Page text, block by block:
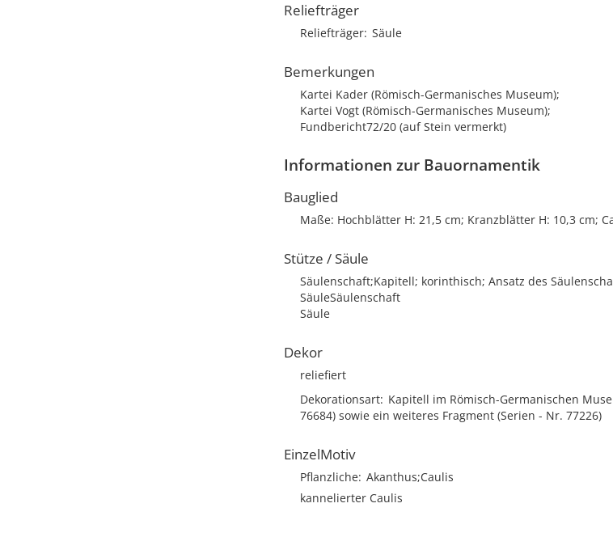
Reliefträger
Reliefträger Säule
Bemerkungen
Kartei Kader (Römisch-Germanisches Museum);
Kartei Vogt (Römisch-Germanisches Museum);
Fundbericht72/20 (auf Stein vermerkt)
Informationen zur Bauornamentik
Bauglied
Maße: Hochblätter H: 21,5 cm; Kranzblätter H: 10,3 cm;
Stütze / Säule
Säulenschaft;Kapitell; korinthisch; Ansatz des
SäuleSäulenschaft
Säule
Dekor
reliefiert
Dekorationsart Kapitell im Römisch-Germanischen
76684) sowie ein weiteres Fragment (Serien - Nr. 77226)
EinzelMotiv
Pflanzliche Akanthus;Caulis
kannelierter Caulis